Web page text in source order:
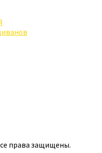
права защищены.